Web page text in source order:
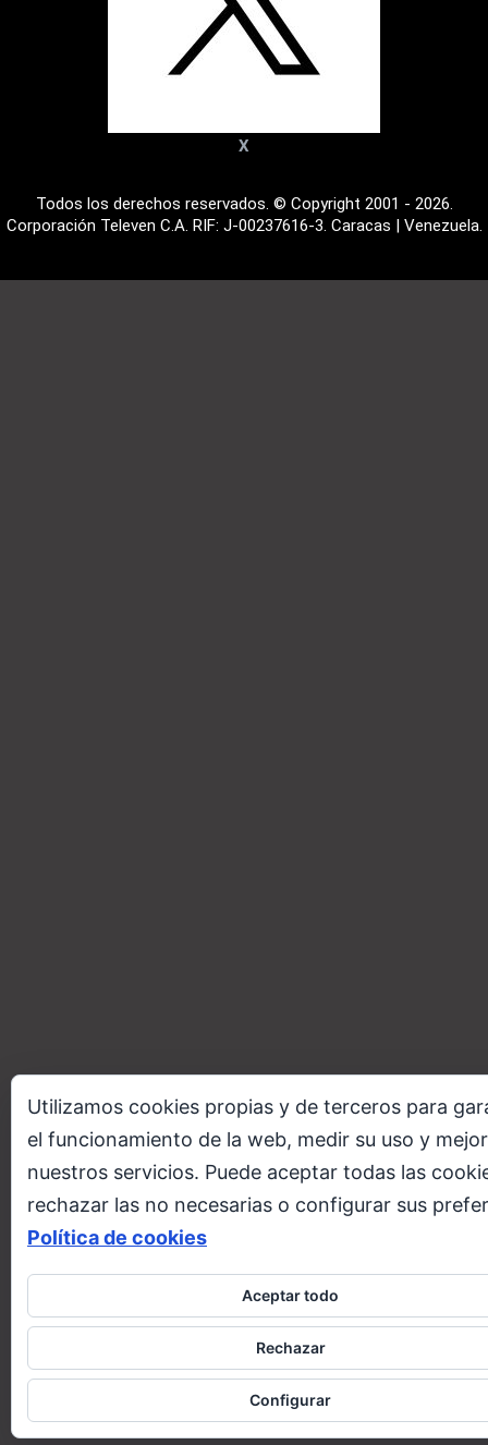
Utilizamos cookies propias y de terceros para
el funcionamiento de la web, medir su uso y
nuestros servicios. Puede aceptar todas las
rechazar las no necesarias o configurar sus
Política de cookies
Aceptar todo
Rechazar
Configurar
X
Todos los derechos reservados. © Copyright 2001 - 2026.
Corporación Televen C.A. RIF: J-00237616-3. Caracas | Venezuela.